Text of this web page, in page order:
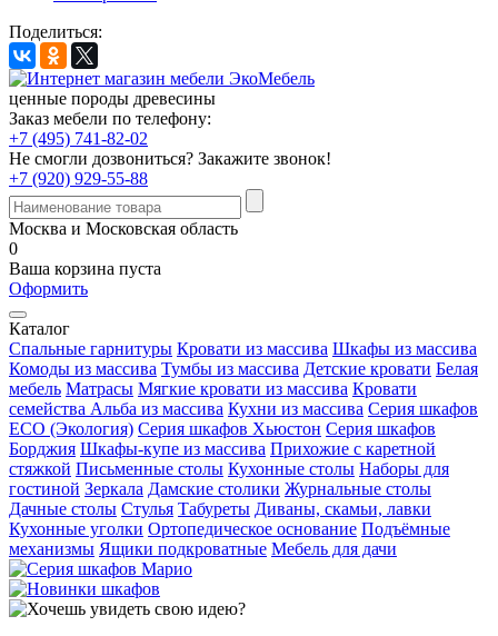
Поделиться:
ценные породы древесины
Заказ мебели по телефону:
+7 (495) 741-82-02
Не смогли дозвониться? Закажите звонок!
+7 (920) 929-55-88
Москва и Московская область
0
Ваша корзина пуста
Оформить
Каталог
Спальные гарнитуры Кровати из массива Шкафы из массива
Комоды из массива Тумбы из массива Детские кровати Белая
мебель Матрасы Мягкие кровати из массива Кровати
семейства Альба из массива Кухни из массива Серия шкафов
ECO (Экология) Серия шкафов Хьюстон Серия шкафов
Борджия Шкафы-купе из массива Прихожие с каретной
стяжкой Письменные столы Кухонные столы Наборы для
гостиной Зеркала Дамские столики Журнальные столы
Дачные столы Стулья Табуреты Диваны, скамьи, лавки
Кухонные уголки Ортопедическое основание Подъёмные
механизмы Ящики подкроватные Мебель для дачи